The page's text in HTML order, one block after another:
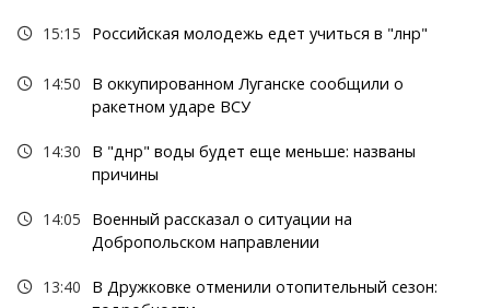
15:15 Российская молодежь едет учиться в "лнр"
14:50
В оккупированном Луганске сообщили о
ракетном ударе ВСУ
14:30
В "днр" воды будет еще меньше: названы
причины
14:05
Военный рассказал о ситуации на
Добропольском направлении
13:40
В Дружковке отменили отопительный сезон: